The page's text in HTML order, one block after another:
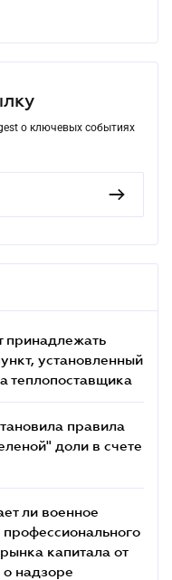
о ключевых событиях
принадлежать
установленный
теплопоставщика
правила
доли в счете
ли военное
капитала от
надзоре